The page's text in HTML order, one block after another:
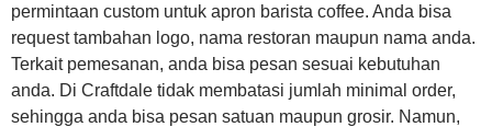
permintaan custom untuk apron barista coffee. Anda bisa
request tambahan logo, nama restoran maupun nama anda.
Terkait pemesanan, anda bisa pesan sesuai kebutuhan
anda. Di Craftdale tidak membatasi jumlah minimal order,
sehingga anda bisa pesan satuan maupun grosir. Namun,